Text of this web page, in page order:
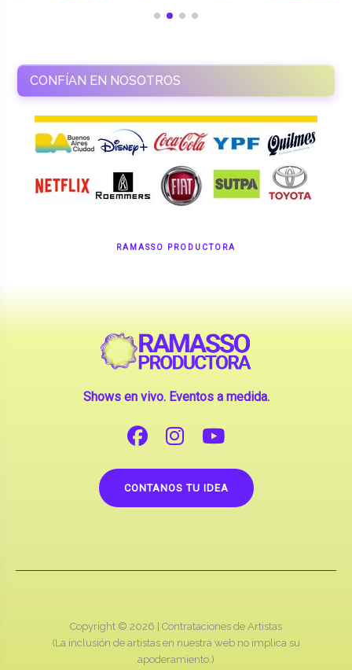
CONFÍAN EN NOSOTROS
RAMASSO PRODUCTORA
Shows en vivo. Eventos a medida.
CONTANOS TU IDEA
Copyright © 2026 | Contrataciones de Artistas
(La inclusión de artistas en nuestra web no implica su
apoderamiento.)